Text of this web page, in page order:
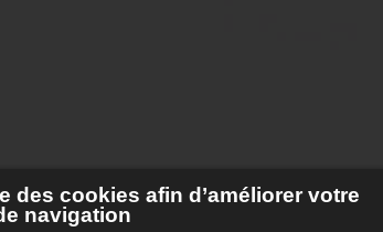
des cookies afin d’améliorer votre
navigation